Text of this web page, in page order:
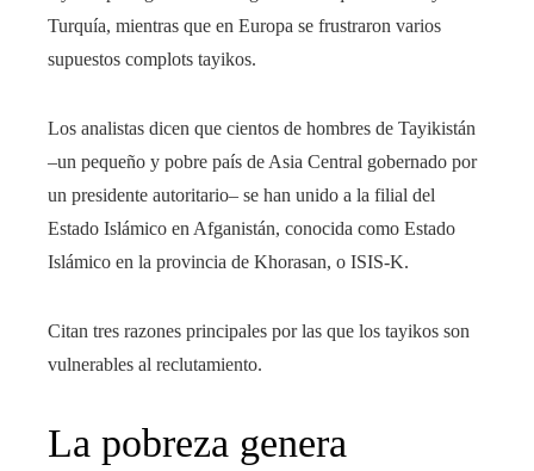
Turquía, mientras que en Europa se frustraron varios
supuestos complots tayikos.
Los analistas dicen que cientos de hombres de Tayikistán
–un pequeño y pobre país de Asia Central gobernado por
un presidente autoritario– se han unido a la filial del
Estado Islámico en Afganistán, conocida como Estado
Islámico en la provincia de Khorasan, o ISIS-K.
Citan tres razones principales por las que los tayikos son
vulnerables al reclutamiento.
La pobreza genera